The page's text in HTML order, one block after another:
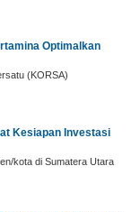
Optimalkan
(KORSA)
Kesiapan Investasi
kota di Sumatera Utara